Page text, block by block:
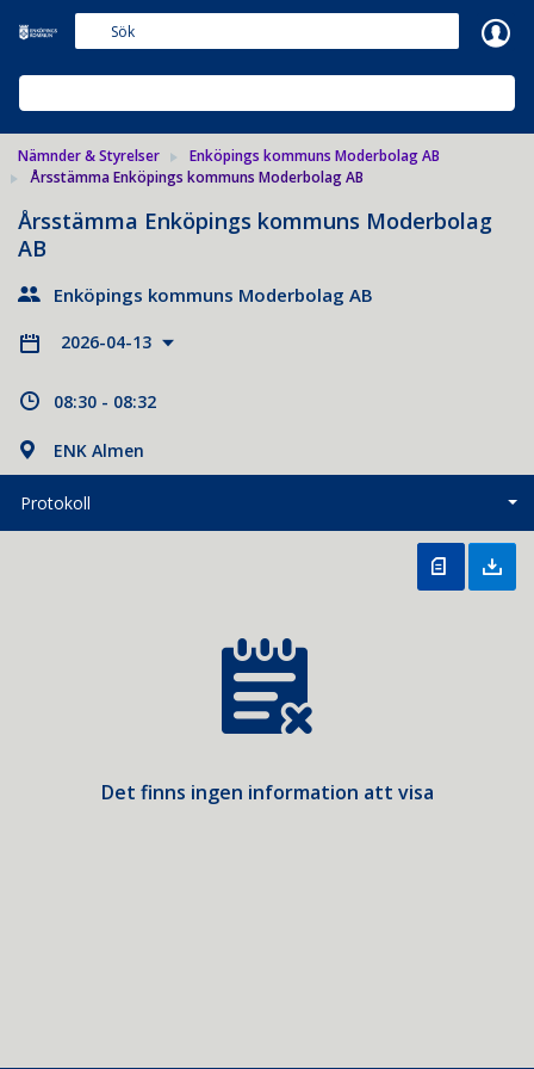
Meetings+
Nämnder & Styrelser
Enköpings kommuns Moderbolag AB
Årsstämma Enköpings kommuns Moderbolag AB
Årsstämma Enköpings kommuns Moderbolag
AB
Enköpings kommuns Moderbolag AB
2026-04-13
08:30 - 08:32
ENK Almen
Protokoll
Det finns ingen information att visa